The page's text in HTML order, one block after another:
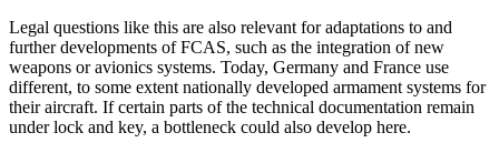
Legal questions like this are also relevant for adaptations to and
further developments of FCAS, such as the integration of new
weap­ons or avionics systems. Today, Germany and France use
different, to some extent nationally developed armament systems for
their aircraft. If certain parts of the tech­nical documentation remain
under lock and key, a bottleneck could also develop here.